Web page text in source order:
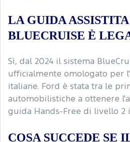
LA GUIDA
BLUECRUISE È
Sì, dal 2024 il sistema
ufficialmente omologato per
italiane. Ford è stata tra le
automobilistiche a ottenere
guida Hands-Free di livello 2
COSA SUCCEDE SE